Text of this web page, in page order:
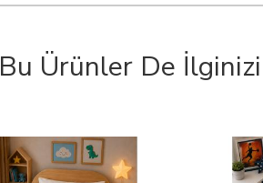
Bu Ürünler De